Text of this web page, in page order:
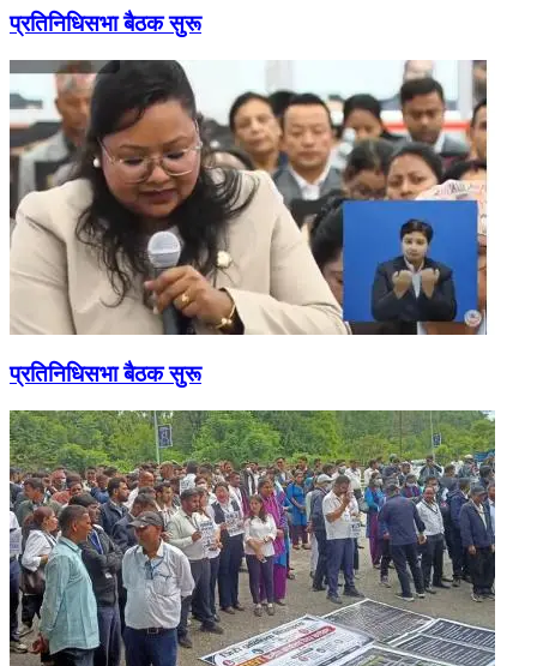
प्रतिनिधिसभा बैठक सुरू
प्रतिनिधिसभा बैठक सुरू